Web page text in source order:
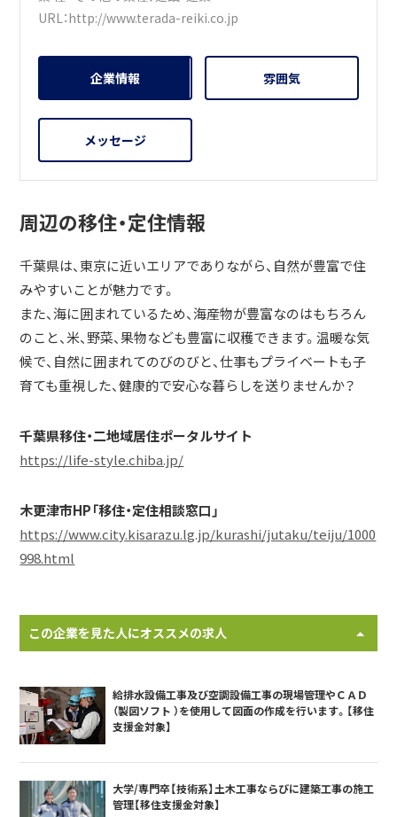
URL：http://www.terada-reiki.co.jp
企業情報 雰囲気
メッセージ
周辺の移住・定住情報
千葉県は、東京に近いエリアでありながら、自然が豊富で住
みやすいことが魅力です。
また、海に囲まれているため、海産物が豊富なのはもちろん
のこと、米、野菜、果物なども豊富に収穫できます。温暖な気
候で、自然に囲まれてのびのびと、仕事もプライベートも子
育ても重視した、健康的で安心な暮らしを送りませんか？
千葉県移住・二地域居住ポータルサイト
https://life-style.chiba.jp/
木更津市HP「移住・定住相談窓口」
https://www.city.kisarazu.lg.jp/kurashi/jutaku/teiju/1000
998.html
この企業を見た人にオススメの求人
給排水設備工事及び空調設備工事の現場管理やＣＡＤ
（製図ソフト ）を使用して図面の作成を行います。【移住
支援金対象】
大学/専門卒【技術系】土木工事ならびに建築工事の施工
管理【移住支援金対象】